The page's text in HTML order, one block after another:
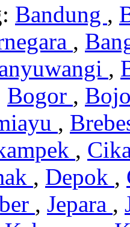
Bandung ,
,
,
Bogor ,
,
,
, Depok ,
, Jepara ,